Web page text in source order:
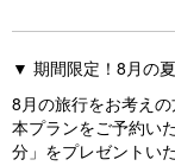
▼ 期間限定！8月の
8月の旅行をお考え
本プランをご予約い
分」をプレゼントい